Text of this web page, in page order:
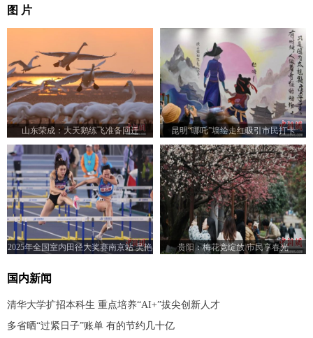
图 片
山东荣成：大天鹅练飞准备回迁 昆明“哪吒”墙绘走红吸引市民打卡
2025年全国室内田径大奖赛南京站 吴艳
贵阳：梅花竞绽放 市民享春光
国内新闻
清华大学扩招本科生 重点培养“AI+”拔尖创新人才
多省晒“过紧日子”账单 有的节约几十亿